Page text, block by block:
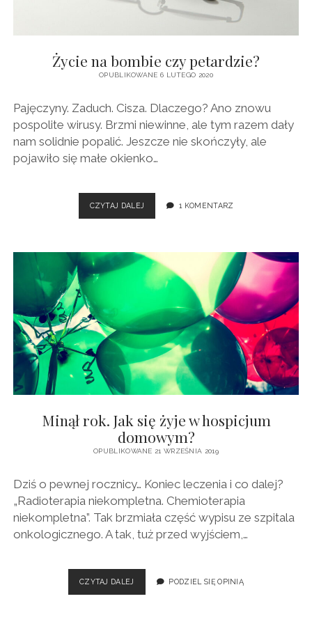
BAJKI
Życie na bombie czy petardzie?
OPUBLIKOWANE 6 LUTEGO 2020
Pajęczyny. Zaduch. Cisza. Dlaczego? Ano znowu
pospolite wirusy. Brzmi niewinne, ale tym razem dały
nam solidnie popalić. Jeszcze nie skończyły, ale
pojawiło się małe okienko…
CZYTAJ DALEJ
NA
PETARDZIE?
1 KOMENTARZ
Minął rok. Jak się żyje w hospicjum
domowym?
OPUBLIKOWANE 21 WRZEŚNIA 2019
Dziś o pewnej rocznicy… Koniec leczenia i co dalej?
„Radioterapia niekompletna. Chemioterapia
niekompletna”. Tak brzmiała część wypisu ze szpitala
onkologicznego. A tak, tuż przed wyjściem,…
CZYTAJ DALEJ MINĄŁ
ROK.
PODZIEL SIĘ OPINIĄ